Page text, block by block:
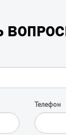
Телефон